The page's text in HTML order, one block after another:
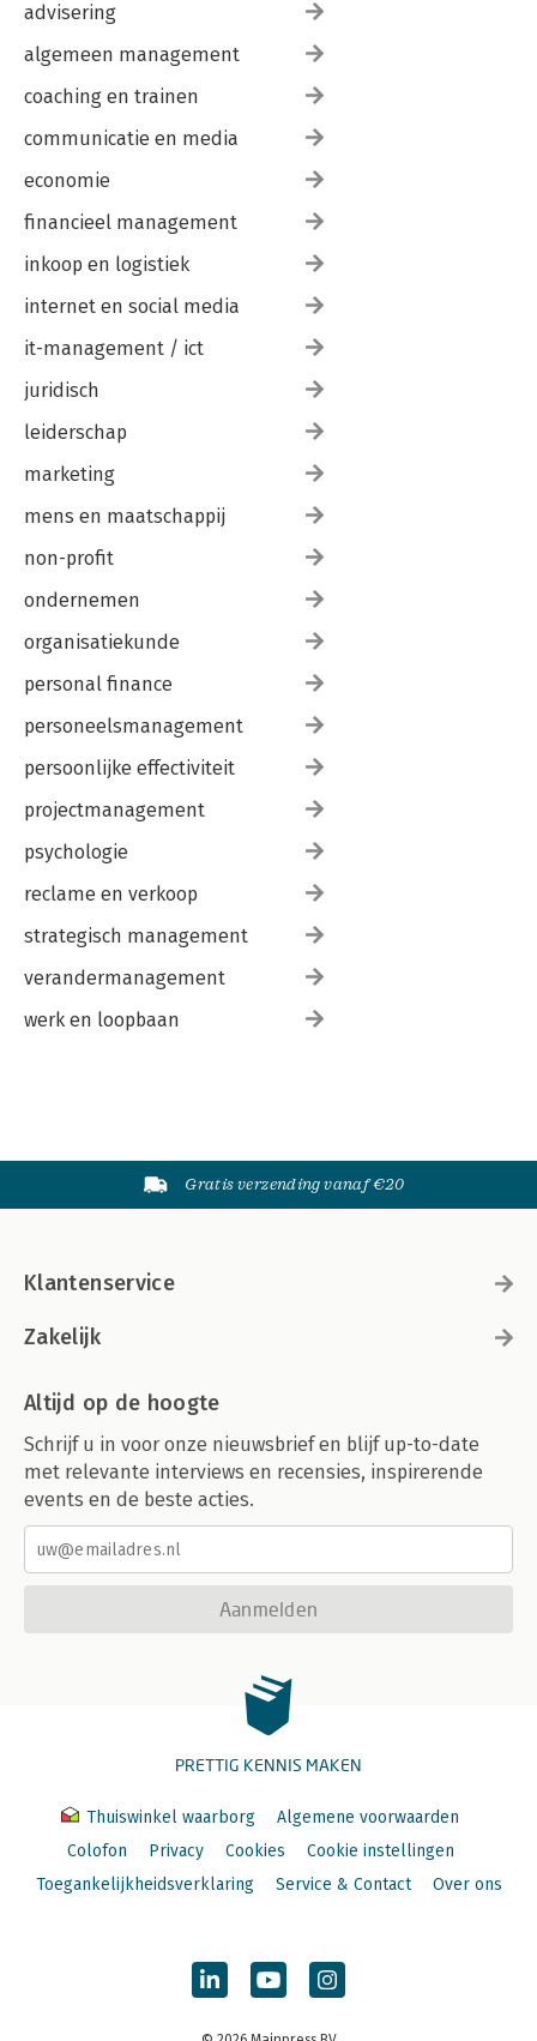
advisering
algemeen management
coaching en trainen
communicatie en media
economie
financieel management
inkoop en logistiek
internet en social media
it-management / ict
juridisch
leiderschap
marketing
mens en maatschappij
non-profit
ondernemen
organisatiekunde
personal finance
personeelsmanagement
persoonlijke effectiviteit
projectmanagement
psychologie
reclame en verkoop
strategisch management
verandermanagement
werk en loopbaan
Gratis verzending vanaf €20
Klantenservice
Zakelijk
Altijd op de hoogte
Schrijf u in voor onze nieuwsbrief en blijf up-to-date
met relevante interviews en recensies, inspirerende
events en de beste acties.
Aanmelden
PRETTIG KENNIS MAKEN
Thuiswinkel waarborg
Algemene voorwaarden
Colofon
Privacy Cookies
Cookie instellingen
Toegankelijkheidsverklaring
Service & Contact Over ons